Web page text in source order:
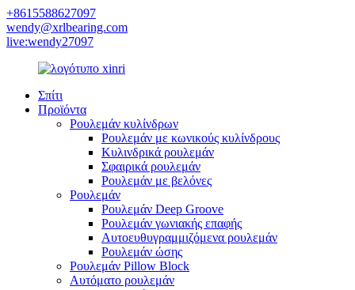
+8615588627097
wendy@xrlbearing.com
live:wendy27097
Σπίτι
Προϊόντα
Ρουλεμάν κυλίνδρων
Ρουλεμάν με κωνικούς κυλίνδρους
Κυλινδρικά ρουλεμάν
Σφαιρικά ρουλεμάν
Ρουλεμάν με βελόνες
Ρουλεμάν
Ρουλεμάν Deep Groove
Ρουλεμάν γωνιακής επαφής
Αυτοευθυγραμμιζόμενα ρουλεμάν
Ρουλεμάν ώσης
Ρουλεμάν Pillow Block
Αυτόματο ρουλεμάν